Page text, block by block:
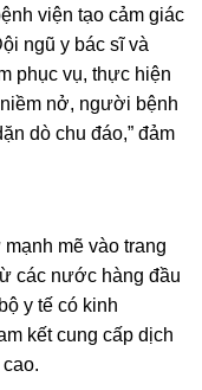
viện tạo cảm giác
ngũ y bác sĩ và
phục vụ, thực hiện
nở, người bệnh
dò chu đáo,” đảm
mẽ vào trang
các nước hàng đầu
y tế có kinh
kết cung cấp dịch